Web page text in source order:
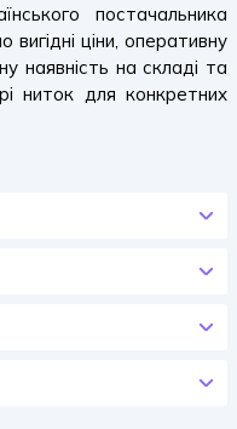
постачальника
ціни, оперативну
наявність на складі та
ниток для конкретних